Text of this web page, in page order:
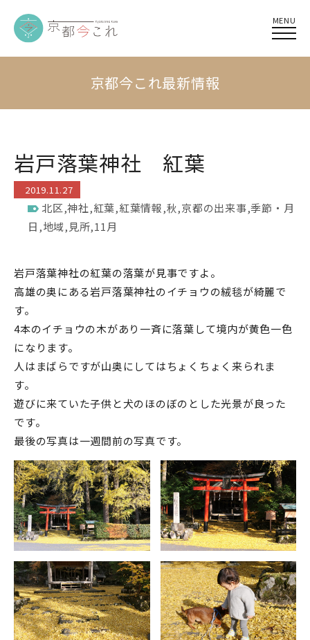
MENU
京都今これ最新情報
岩戸落葉神社 紅葉
2019.11.27
北区,神社,紅葉,紅葉情報,秋,京都の出来事,季節・月
日 ,地域,見所,11月
岩戸落葉神社の紅葉の落葉が見事ですよ。
高雄の奥にある岩戸落葉神社のイチョウの絨毯が綺麗で
す。
4本のイチョウの木があり一斉に落葉して境内が黄色一色
になります。
人はまばらですが山奥にしてはちょくちょく来られま
す。
遊びに来ていた子供と犬のほのぼのとした光景が良った
です。
最後の写真は一週間前の写真です。